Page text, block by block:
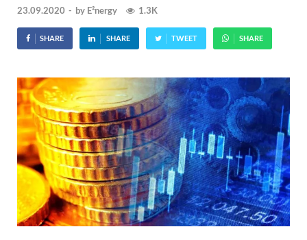
23.09.2020 - by E²nergy 1.3K
SHARE SHARE TWEET SHARE